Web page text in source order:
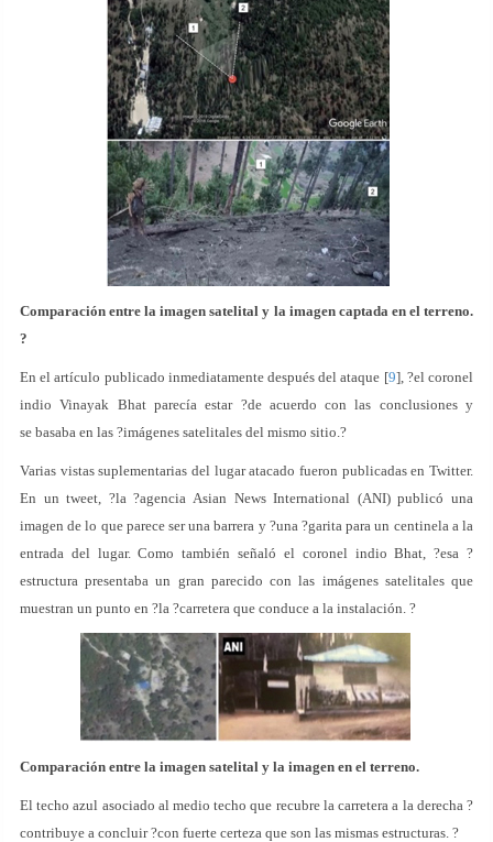
Comparación entre la imagen satelital y la imagen captada en el terreno.
?
En el artículo publicado inmediatamente después del ataque [9], ?el coronel
indio Vinayak Bhat parecía estar ?de acuerdo con las conclusiones y
se basaba en las ?imágenes satelitales del mismo sitio.?
Varias vistas suplementarias del lugar atacado fueron publicadas en Twitter.
En un tweet, ?la ?agencia Asian News International (ANI) publicó una
imagen de lo que parece ser una barrera y ?una ?garita para un centinela a la
entrada del lugar. Como también señaló el coronel indio Bhat, ?esa ?
estructura presentaba un gran parecido con las imágenes satelitales que
muestran un punto en ?la ?carretera que conduce a la instalación. ?
Comparación entre la imagen satelital y la imagen en el terreno.
El techo azul asociado al medio techo que recubre la carretera a la derecha ?
contribuye a concluir ?con fuerte certeza que son las mismas estructuras. ?